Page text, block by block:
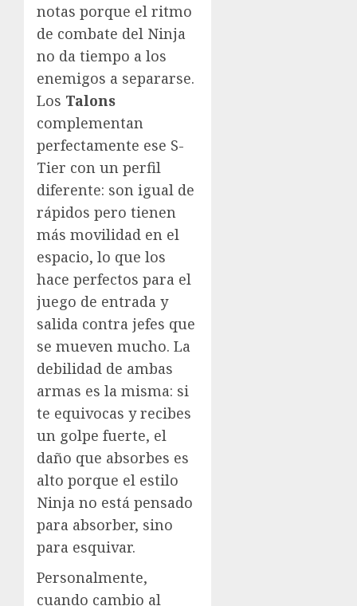
notas porque el ritmo
de combate del Ninja
no da tiempo a los
enemigos a separarse.
Los Talons
complementan
perfectamente ese S-
Tier con un perfil
diferente: son igual de
rápidos pero tienen
más movilidad en el
espacio, lo que los
hace perfectos para el
juego de entrada y
salida contra jefes que
se mueven mucho. La
debilidad de ambas
armas es la misma: si
te equivocas y recibes
un golpe fuerte, el
daño que absorbes es
alto porque el estilo
Ninja no está pensado
para absorber, sino
para esquivar.
Personalmente,
cuando cambio al